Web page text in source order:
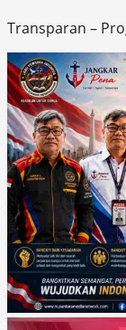
Transparan –